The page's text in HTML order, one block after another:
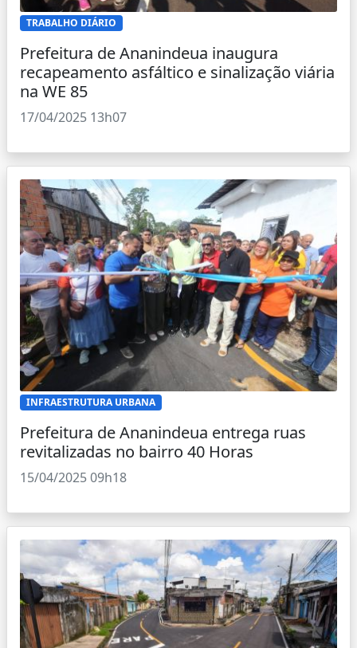
TRABALHO DIÁRIO
Prefeitura de Ananindeua inaugura
recapeamento asfáltico e sinalização viária
na WE 85
17/04/2025 13h07
INFRAESTRUTURA URBANA
Prefeitura de Ananindeua entrega ruas
revitalizadas no bairro 40 Horas
15/04/2025 09h18